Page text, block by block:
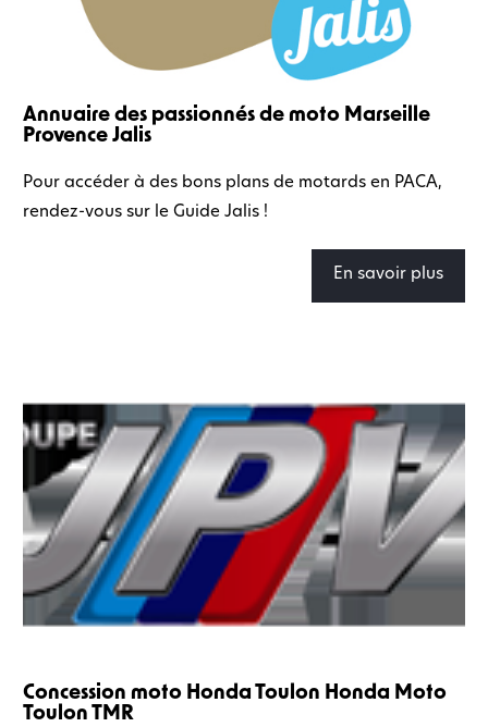
Annuaire des passionnés de moto Marseille
Provence Jalis
Pour accéder à des bons plans de motards en PACA,
rendez-vous sur le Guide Jalis !
En savoir plus
Concession moto Honda Toulon Honda Moto
Toulon TMR